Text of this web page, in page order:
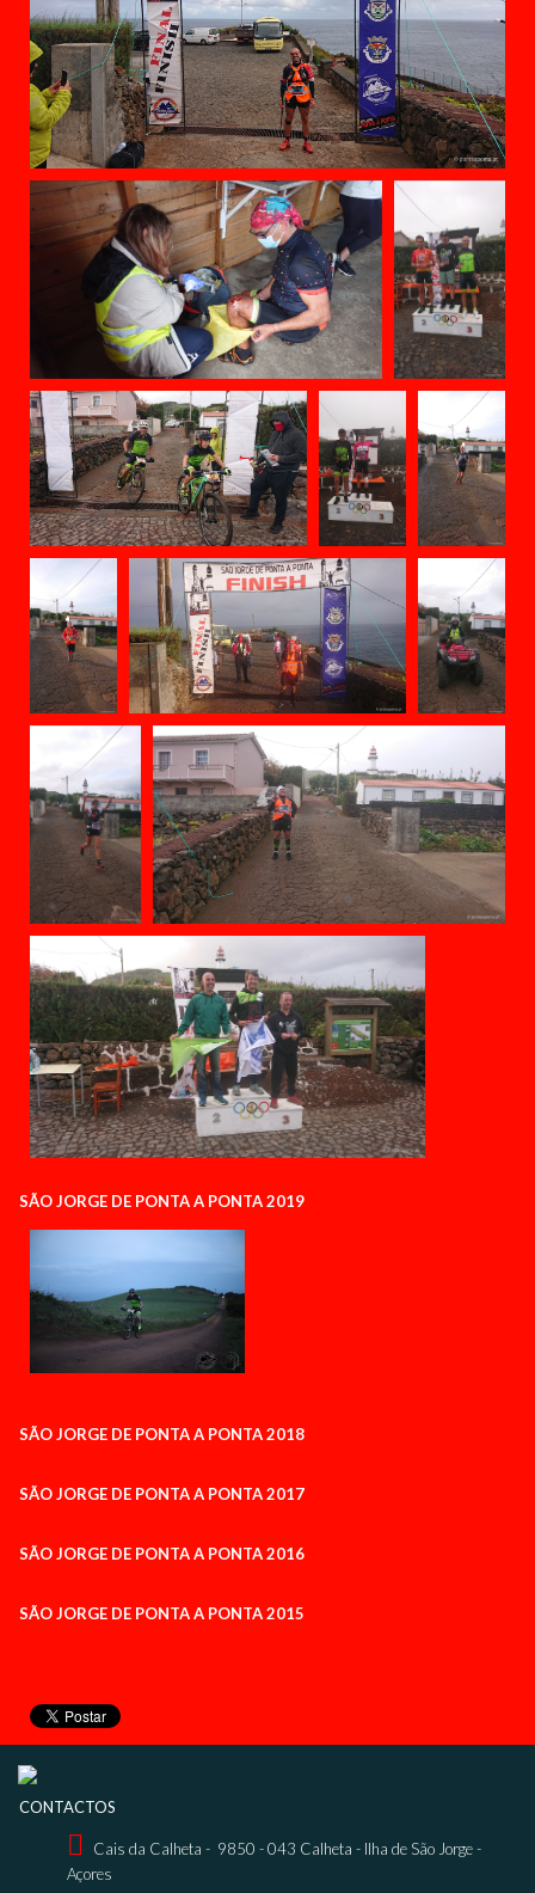
SÃO JORGE DE PONTA A PONTA 2019
SÃO JORGE DE PONTA A PONTA 2018
SÃO JORGE DE PONTA A PONTA 2017
SÃO JORGE DE PONTA A PONTA 2016
SÃO JORGE DE PONTA A PONTA 2015
CONTACTOS

Cais da Calheta - 9850 - 043 Calheta - Ilha de São Jorge -
Açores